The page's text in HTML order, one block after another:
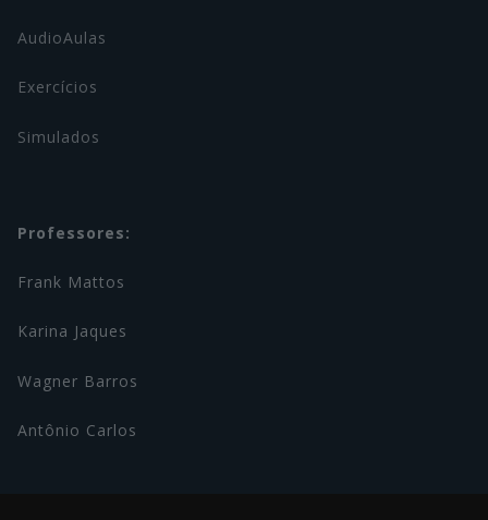
AudioAulas
Exercícios
Simulados
Professores:
Frank Mattos
Karina Jaques
Wagner Barros
Antônio Carlos